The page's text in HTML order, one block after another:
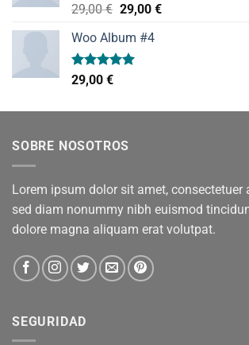
Valorado
de 5
29,00€ El
original
era:
29,00 €El
Woo Album #4
Valorado
con
29,00 €
SOBRE NOSOTROS
Lorem ipsum dolor sit amet, consectetuer
sed diam nonummy nibh euismod
dolore magna aliquam erat volutpat.
SEGURIDAD